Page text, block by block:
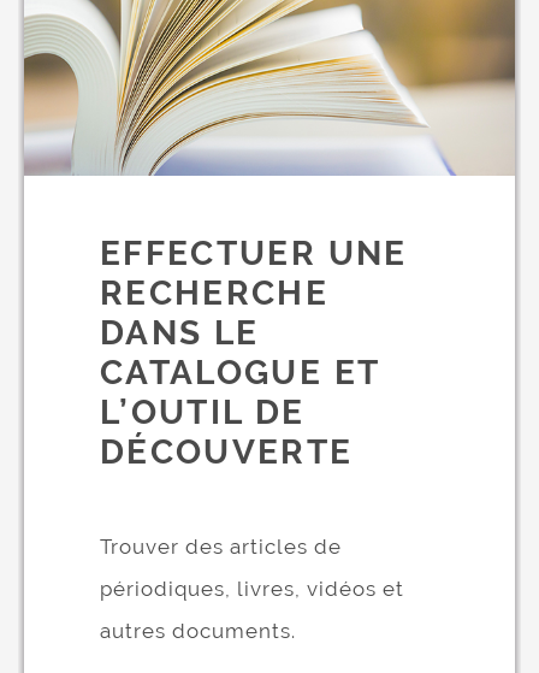
EFFECTUER UNE
RECHERCHE
DANS LE
CATALOGUE ET
L’OUTIL DE
DÉCOUVERTE
Trouver des articles de
périodiques, livres, vidéos et
autres documents.